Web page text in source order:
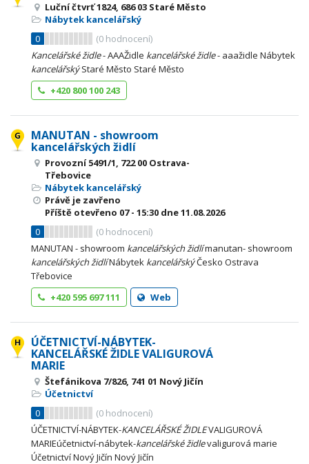
Luční čtvrť 1824, 686 03 Staré Město
Nábytek kancelářský
0
(0 hodnocení)
Kancelářskéžidle- AAAŽidle kancelářskéžidle- aaažidle Nábytek
kancelářskýStaré Město Staré Město
+420 800 100 243
MANUTAN - showroom
kancelářských židlí
Provozní 5491/1, 722 00 Ostrava-
Třebovice
Nábytek kancelářský
Právě je zavřeno
Příště otevřeno 07 - 15:30 dne 11.08.2026
0
(0 hodnocení)
MANUTAN - showroom kancelářskýchžidlímanutan- showroom
kancelářskýchžidlíNábytek kancelářskýČesko Ostrava
Třebovice
+420 595 697 111
Web
ÚČETNICTVÍ-NÁBYTEK-
KANCELÁŘSKÉ ŽIDLE VALIGUROVÁ
MARIE
Štefánikova 7/826, 741 01 Nový Jičín
Účetnictví
0
(0 hodnocení)
ÚČETNICTVÍ-NÁBYTEK-KANCELÁŘSKÉŽIDLEVALIGUROVÁ
MARIEúčetnictví-nábytek-kancelářskéžidlevaligurová marie
Účetnictví Nový Jičín Nový Jičín